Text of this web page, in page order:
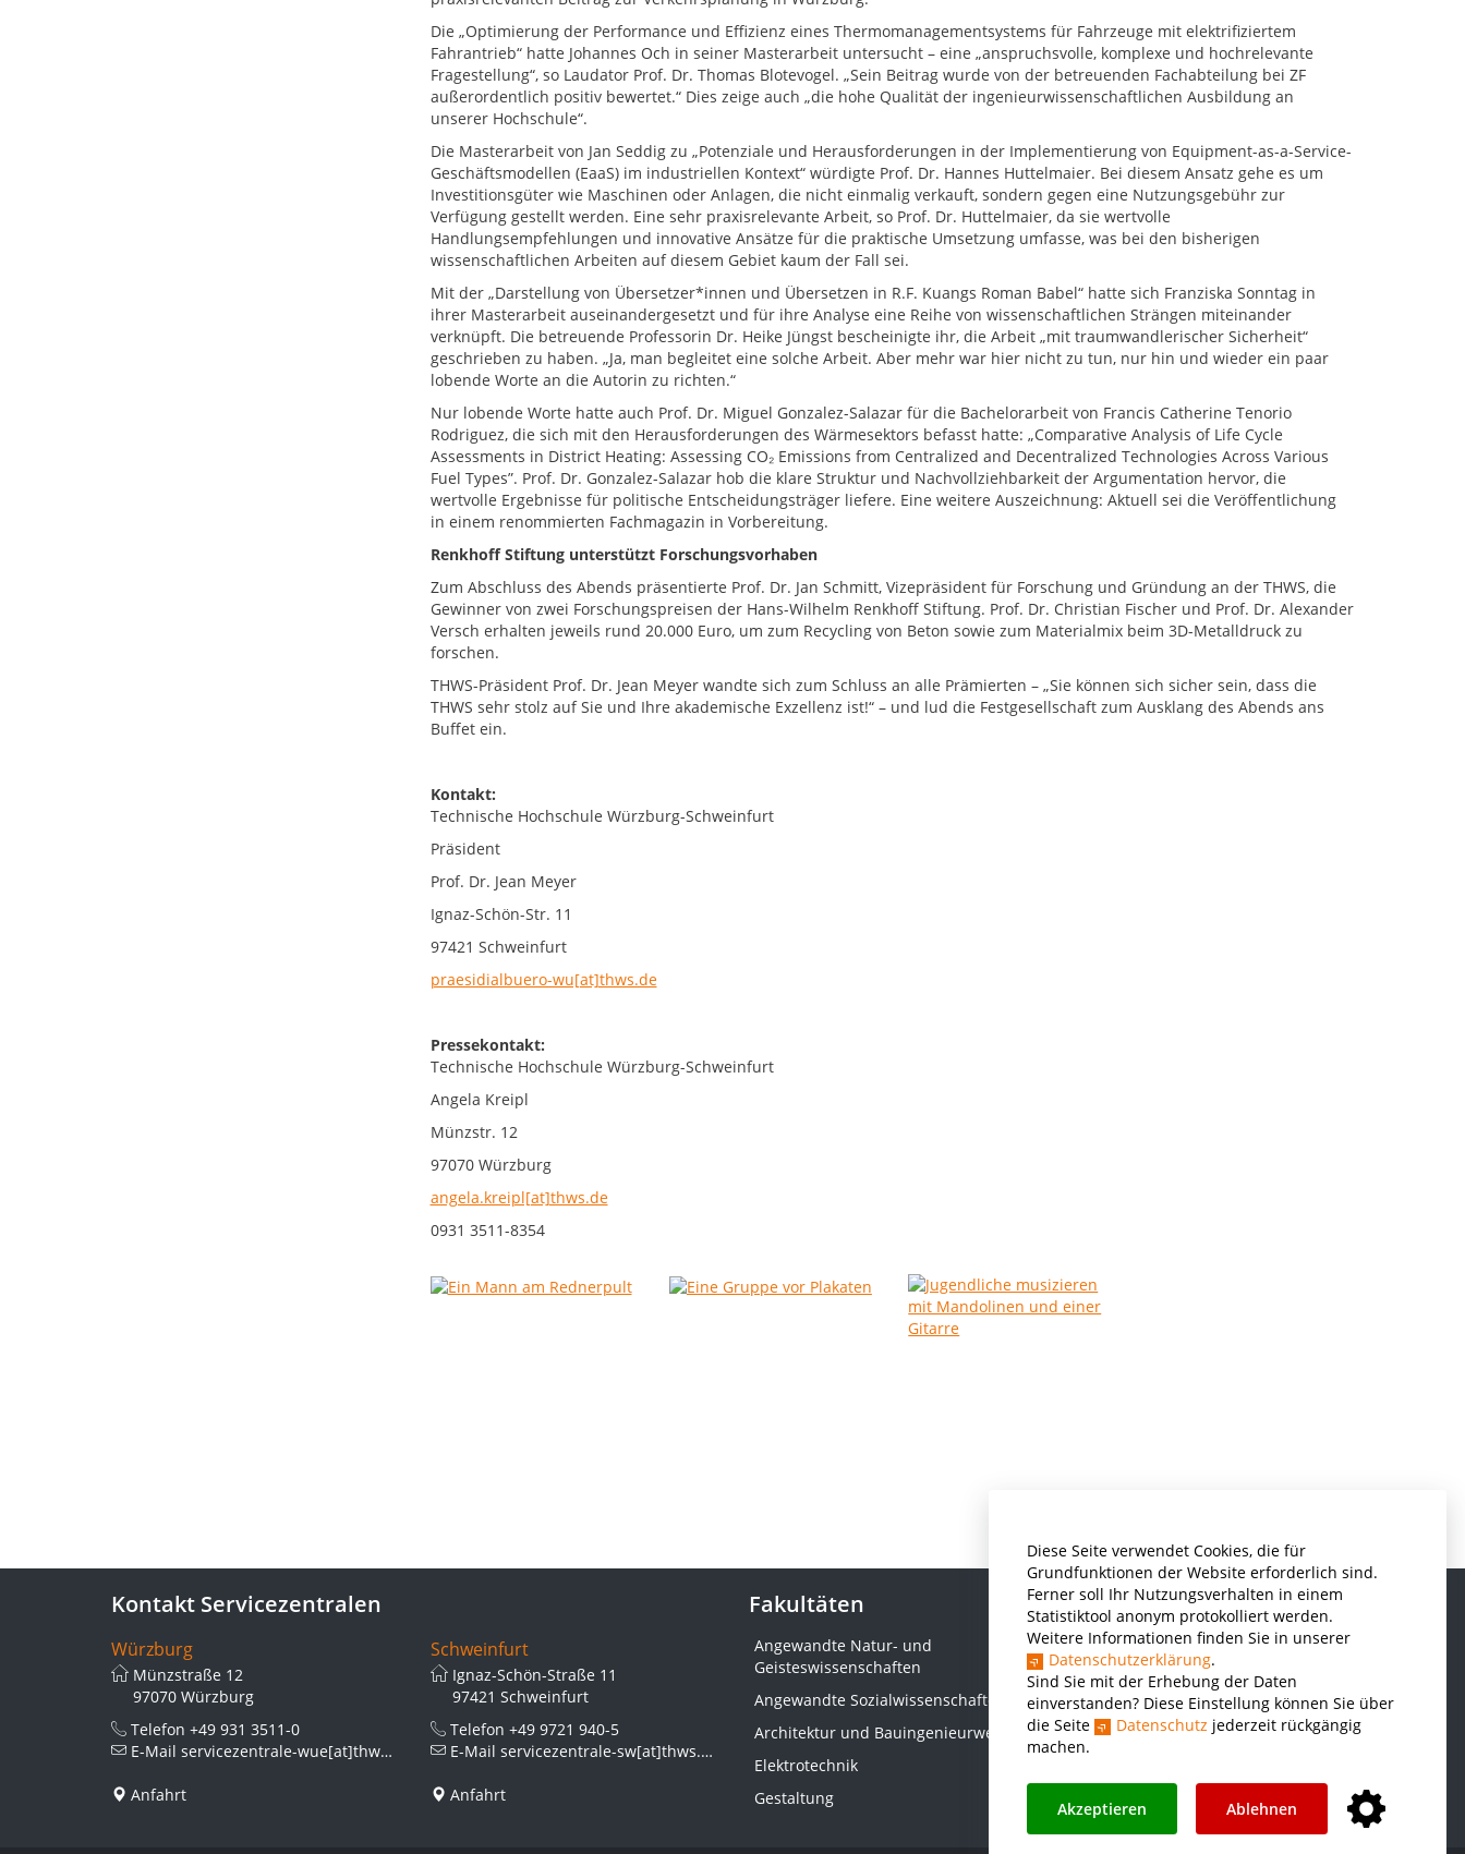
Diese Seite verwendet Cookies, die für
Grundfunktionen der Website erforderlich sind.
Ferner soll Ihr Nutzungsverhalten in einem
Statistiktool anonym protokolliert werden.
Weitere Informationen finden Sie in unserer
Datenschutzerklärung.
Sind Sie mit der Erhebung der Daten
einverstanden? Diese Einstellung können Sie über
die Seite
Datenschutz jederzeit rückgängig
machen.
Akzeptieren Ablehnen
Die „Optimierung der Performance und Effizienz eines Thermomanagementsystems für Fahrzeuge mit elektrifiziertem
Fahrantrieb“ hatte Johannes Och in seiner Masterarbeit untersucht – eine „anspruchsvolle, komplexe und hochrelevante
Fragestellung“, so Laudator Prof. Dr. Thomas Blotevogel. „Sein Beitrag wurde von der betreuenden Fachabteilung bei ZF
außerordentlich positiv bewertet.“ Dies zeige auch „die hohe Qualität der ingenieurwissenschaftlichen Ausbildung an
unserer Hochschule“.
Die Masterarbeit von Jan Seddig zu „Potenziale und Herausforderungen in der Implementierung von Equipment-as-a-Service-
Geschäftsmodellen (EaaS) im industriellen Kontext“ würdigte Prof. Dr. Hannes Huttelmaier. Bei diesem Ansatz gehe es um
Investitionsgüter wie Maschinen oder Anlagen, die nicht einmalig verkauft, sondern gegen eine Nutzungsgebühr zur
Verfügung gestellt werden. Eine sehr praxisrelevante Arbeit, so Prof. Dr. Huttelmaier, da sie wertvolle
Handlungsempfehlungen und innovative Ansätze für die praktische Umsetzung umfasse, was bei den bisherigen
wissenschaftlichen Arbeiten auf diesem Gebiet kaum der Fall sei.
Mit der „Darstellung von Übersetzer*innen und Übersetzen in R.F. Kuangs Roman Babel“ hatte sich Franziska Sonntag in
ihrer Masterarbeit auseinandergesetzt und für ihre Analyse eine Reihe von wissenschaftlichen Strängen miteinander
verknüpft. Die betreuende Professorin Dr. Heike Jüngst bescheinigte ihr, die Arbeit „mit traumwandlerischer Sicherheit“
geschrieben zu haben. „Ja, man begleitet eine solche Arbeit. Aber mehr war hier nicht zu tun, nur hin und wieder ein paar
lobende Worte an die Autorin zu richten.“
Nur lobende Worte hatte auch Prof. Dr. Miguel Gonzalez-Salazar für die Bachelorarbeit von Francis Catherine Tenorio
Rodriguez, die sich mit den Herausforderungen des Wärmesektors befasst hatte: „Comparative Analysis of Life Cycle
Assessments in District Heating: Assessing CO₂ Emissions from Centralized and Decentralized Technologies Across Various
Fuel Types”. Prof. Dr. Gonzalez-Salazar hob die klare Struktur und Nachvollziehbarkeit der Argumentation hervor, die
wertvolle Ergebnisse für politische Entscheidungsträger liefere. Eine weitere Auszeichnung: Aktuell sei die Veröffentlichung
in einem renommierten Fachmagazin in Vorbereitung.
Renkhoff Stiftung unterstützt Forschungsvorhaben
Zum Abschluss des Abends präsentierte Prof. Dr. Jan Schmitt, Vizepräsident für Forschung und Gründung an der THWS, die
Gewinner von zwei Forschungspreisen der Hans-Wilhelm Renkhoff Stiftung. Prof. Dr. Christian Fischer und Prof. Dr. Alexander
Versch erhalten jeweils rund 20.000 Euro, um zum Recycling von Beton sowie zum Materialmix beim 3D-Metalldruck zu
forschen.
THWS-Präsident Prof. Dr. Jean Meyer wandte sich zum Schluss an alle Prämierten – „Sie können sich sicher sein, dass die
THWS sehr stolz auf Sie und Ihre akademische Exzellenz ist!“ – und lud die Festgesellschaft zum Ausklang des Abends ans
Buffet ein.
Kontakt:
Technische Hochschule Würzburg-Schweinfurt
Präsident
Prof. Dr. Jean Meyer
Ignaz-Schön-Str. 11
97421 Schweinfurt
praesidialbuero-wu[at]thws.de
Pressekontakt:
Technische Hochschule Würzburg-Schweinfurt
Angela Kreipl
Münzstr. 12
97070 Würzburg
angela.kreipl[at]thws.de
0931 3511-8354
Kontakt Servicezentralen
Würzburg
Münzstraße 12
97070 Würzburg
Telefon +49 931 3511-0
E-Mail servicezentrale-wue[at]thws.de
Anfahrt
Schweinfurt
Ignaz-Schön-Straße 11
97421 Schweinfurt
Telefon +49 9721 940-5
E-Mail servicezentrale-sw[at]thws.de
Anfahrt
Fakultäten
Angewandte Natur- und
Geisteswissenschaften
Angewandte Sozialwissenschaften
Architektur und Bauingenieurwesen
Elektrotechnik
Gestaltung
Informatik und Wirtschaftsinformatik
Kunststofftechnik und Vermessung
Maschinenbau
THWS Business School